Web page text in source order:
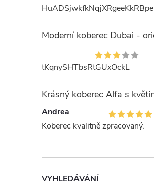
HuADSjwkfkNqjXRgeeKkRBpe
tKqnySHTbsRtGUxOckL
Andrea
Koberec kvalitně zpracovaný.
VYHLEDÁVÁNÍ